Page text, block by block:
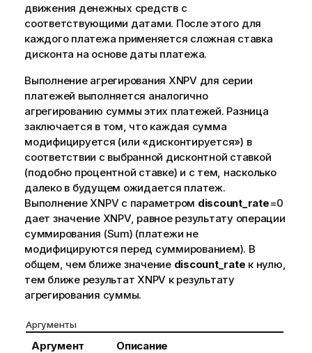
движения денежных средств с
соответствующими датами. После этого для
каждого платежа применяется сложная ставка
дисконта на основе даты платежа.
Выполнение агрегирования XNPV для серии
платежей выполняется аналогично
агрегированию суммы этих платежей. Разница
заключается в том, что каждая сумма
модифицируется (или «дисконтируется») в
соответствии с выбранной дисконтной ставкой
(подобно процентной ставке) и с тем, насколько
далеко в будущем ожидается платеж.
Выполнение XNPV с параметром discount_rate=0
дает значение XNPV, равное результату операции
суммирования (Sum) (платежи не
модифицируются перед суммированием). В
общем, чем ближе значение discount_rate к нулю,
тем ближе результат XNPV к результату
агрегирования суммы.
Аргументы
Аргумент Описание